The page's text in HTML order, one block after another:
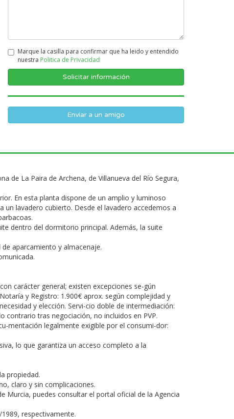
Marque la casilla para confirmar que ha leido y entendido
nuestra Politica de Privacidad
Enviar a un amigo
de La Paira de Archena, de Villanueva del Río Segura,
En esta planta dispone de un amplio y luminoso
lavadero cubierto. Desde el lavadero accedemos a
dentro del dormitorio principal. Además, la suite
aparcamiento y almacenaje.
carácter general; existen excepciones se-gún
y Registro: 1.900€ aprox. según complejidad y
y elección. Servi-cio doble de intermediación:
contrario tras negociación, no incluidos en PVP.
mentación legalmente exigible por el consumi-dor:
lo que garantiza un acceso completo a la
propiedad.
claro y sin complicaciones.
Murcia, puedes consultar el portal oficial de la Agencia
respectivamente.